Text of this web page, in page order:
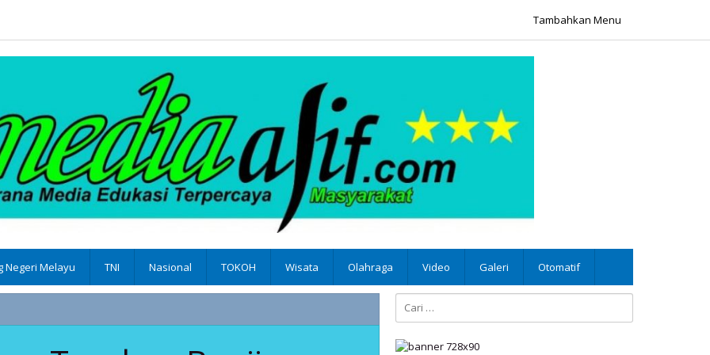
Tambahkan Menu
Negeri Melayu TNI Nasional TOKOH Wisata Olahraga Video Galeri Otomatif
Cari
untuk: